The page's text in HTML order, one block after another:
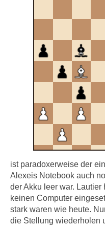
ist paradoxerweise der
Alexeis Notebook auch
der Akku leer war.
keinen Computer
stark waren wie heute.
die Stellung wiederholen